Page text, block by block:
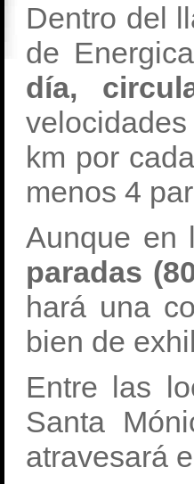
Dentro del
de
día,
km por
menos 4
Aunque en
paradas
hará una
bien de
Entre las
Santa
atravesará